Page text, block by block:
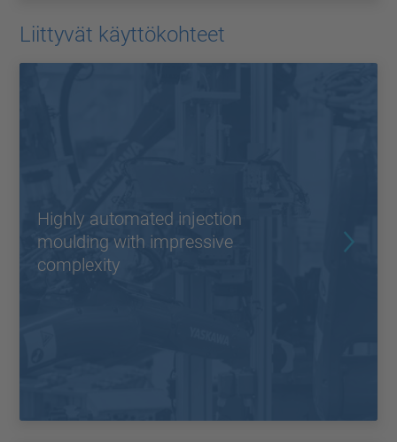
Liittyvät käyttökohteet
Highly automated injection
moulding with impressive
complexity